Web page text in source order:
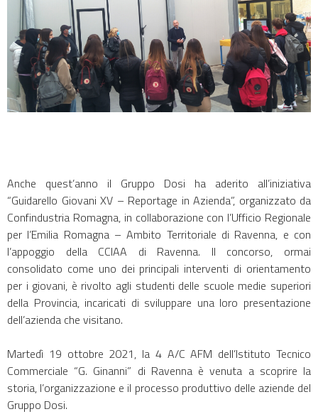
Anche quest’anno il Gruppo Dosi ha aderito all’iniziativa
“Guidarello Giovani XV – Reportage in Azienda”, organizzato da
Confindustria Romagna, in collaborazione con l’Ufficio Regionale
per l’Emilia Romagna – Ambito Territoriale di Ravenna, e con
l’appoggio della CCIAA di Ravenna. Il concorso, ormai
consolidato come uno dei principali interventi di orientamento
per i giovani, è rivolto agli studenti delle scuole medie superiori
della Provincia, incaricati di sviluppare una loro presentazione
dell’azienda che visitano.
Martedì 19 ottobre 2021, la 4 A/C AFM dell’Istituto Tecnico
Commerciale “G. Ginanni” di Ravenna è venuta a scoprire la
storia, l’organizzazione e il processo produttivo delle aziende del
Gruppo Dosi.